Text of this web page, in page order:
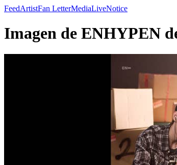
FeedArtistFan LetterMediaLiveNotice
Imagen de ENHYPEN